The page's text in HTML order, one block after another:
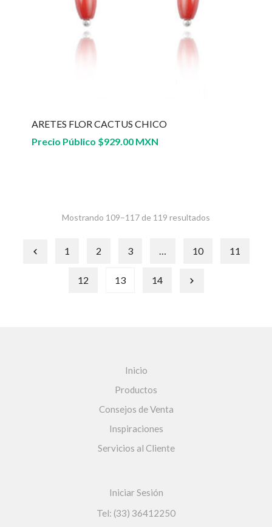
ARETES FLOR CACTUS CHICO
Precio Público $929.00 MXN
Mostrando 109–117 de 119 resultados
1 2 3 … 10 11
12 13 14
Inicio
Productos
Consejos de Venta
Inspiraciones
Servicios al Cliente
Iniciar Sesión
Tel: (33) 36412250